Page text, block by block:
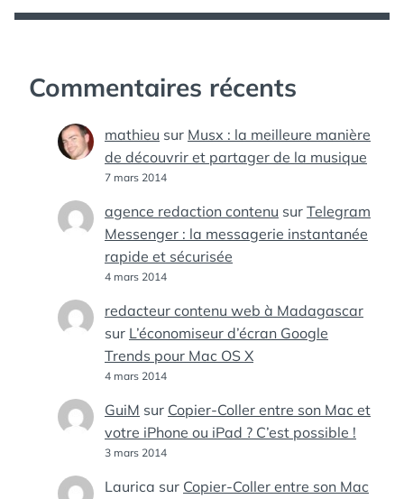
Commentaires récents
mathieu sur Musx : la meilleure manière
de découvrir et partager de la musique
7 mars 2014
agence redaction contenu sur Telegram
Messenger : la messagerie instantanée
rapide et sécurisée
4 mars 2014
redacteur contenu web à Madagascar
sur L’économiseur d’écran Google
Trends pour Mac OS X
4 mars 2014
GuiM sur Copier-Coller entre son Mac et
votre iPhone ou iPad ? C’est possible !
3 mars 2014
Laurica sur Copier-Coller entre son Mac